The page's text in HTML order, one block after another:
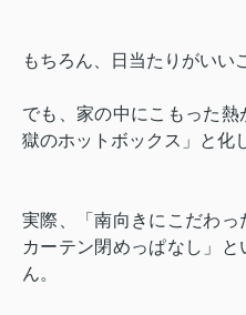
もちろん、日当たりがいい
でも、家の中にこもった
獄のホットボックス」と化
実際、「南向きにこだわ
カーテン閉めっぱなし」
ん。